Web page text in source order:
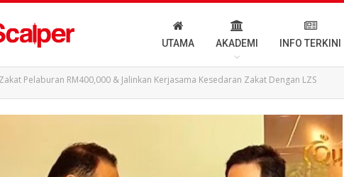
UTAMA AKADEMI INFO TERKINI
Pelaburan RM400,000 & Jalinkan Kerjasama Kesedaran Zakat Dengan LZS